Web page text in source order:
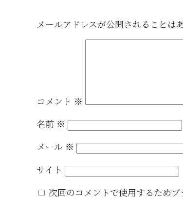
メールアドレスが公開されることは
コメント ※
名前 ※
メール ※
サイト
次回のコメントで使用するため